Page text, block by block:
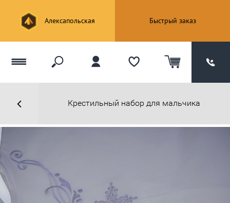
Алексапольская Быстрый заказ
Крестильный набор для мальчика